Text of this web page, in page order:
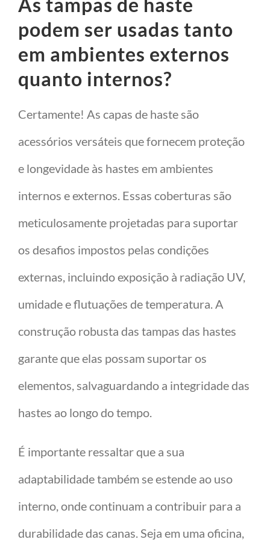
podem ser usadas tanto
em ambientes externos
quanto internos?
Certamente! As capas de haste são
acessórios versáteis que fornecem proteção
e longevidade às hastes em ambientes
internos e externos. Essas coberturas são
meticulosamente projetadas para suportar
os desafios impostos pelas condições
externas, incluindo exposição à radiação UV,
umidade e flutuações de temperatura. A
construção robusta das tampas das hastes
garante que elas possam suportar os
elementos, salvaguardando a integridade das
hastes ao longo do tempo.
É importante ressaltar que a sua
adaptabilidade também se estende ao uso
interno, onde continuam a contribuir para a
durabilidade das canas. Seja em uma oficina,